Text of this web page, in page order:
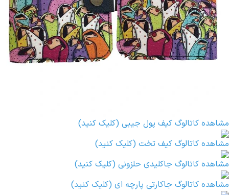
مشاهده کاتالوگ کیف پول جیبی (کلیک کنید)
مشاهده کاتالوگ کیف تخت (کلیک کنید)
مشاهده کاتالوگ جاکلیدی حلزونی (کلیک کنید)
مشاهده کاتالوگ جاکارتی پارچه ای (کلیک کنید)